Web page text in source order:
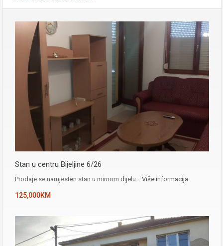
Stan u centru Bijeljine 6/26
Prodaje se namjesten stan u mirnom dijelu… Više informacija
125,000KM